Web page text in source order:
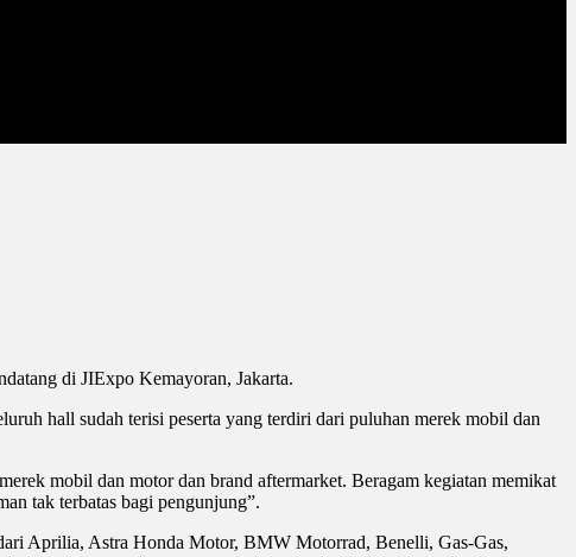
di JIExpo Kemayoran, Jakarta.
hall sudah terisi peserta yang terdiri dari puluhan merek mobil dan
mobil dan motor dan brand aftermarket. Beragam kegiatan memikat
tak terbatas bagi pengunjung”.
Aprilia, Astra Honda Motor, BMW Motorrad, Benelli, Gas-Gas,